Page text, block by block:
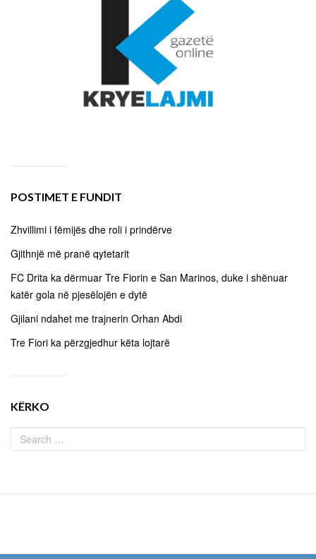
POSTIMET E FUNDIT
Zhvillimi i fëmijës dhe roli i prindërve
Gjithnjë më pranë qytetarit
FC Drita ka dërmuar Tre Fiorin e San Marinos, duke i shënuar
katër gola në pjesëlojën e dytë
Gjilani ndahet me trajnerin Orhan Abdi
Tre Fiori ka përzgjedhur këta lojtarë
KËRKO